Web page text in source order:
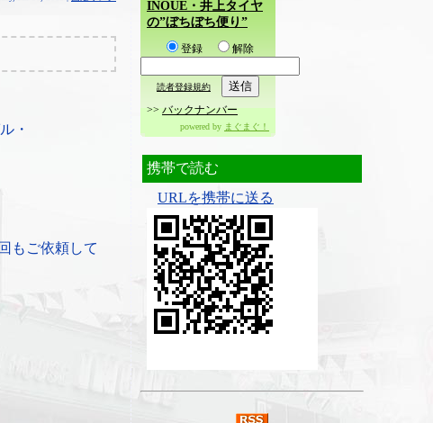
・
もご依頼して
INOUE・井上タイヤ
の”ぼちぼち便り”
登録 解除
読者登録規約
>> バックナンバー
powered by まぐまぐ！
携帯で読む
URLを携帯に送る